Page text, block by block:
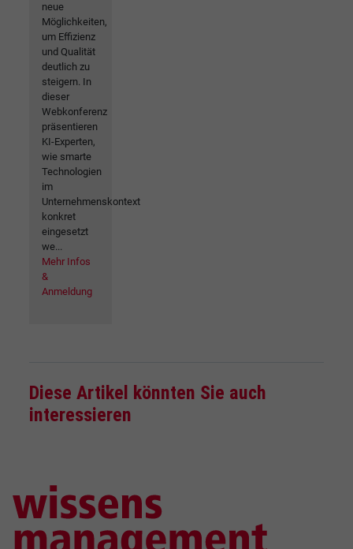
neue
Möglichkeiten,
um Effizienz
und Qualität
deutlich zu
steigern. In
dieser
Webkonferenz
präsentieren
KI-Experten,
wie smarte
Technologien
im
Unternehmenskontext
konkret
eingesetzt
we...
Mehr Infos
&
Anmeldung
Diese Artikel könnten Sie auch
interessieren